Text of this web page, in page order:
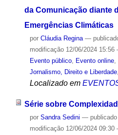
da Comunicação diante
Emergências Climáticas
por Cláudia Regina —
modificação12/06/2024 15:56
Evento público, Evento online,
Jornalismo, Direito e Liberdade,
Localizado em
Série sobre
por Sandra Sedini — publicado
modificação12/06/2024 09:30